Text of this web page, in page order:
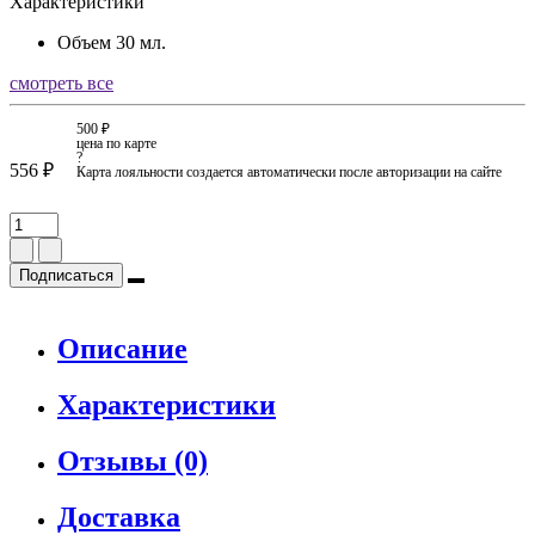
Объем 30 мл.
смотреть все
556 ₽
500 ₽
цена по карте
?
Карта лояльности создается автоматически после авторизации на сайте
Подписаться
Описание
Характеристики
Отзывы (0)
Доставка